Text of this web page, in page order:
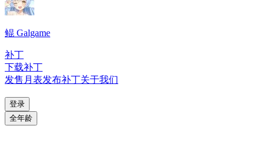
鲲 Galgame
补丁
下载补丁
发售月表发布补丁关于我们
登录
全年龄